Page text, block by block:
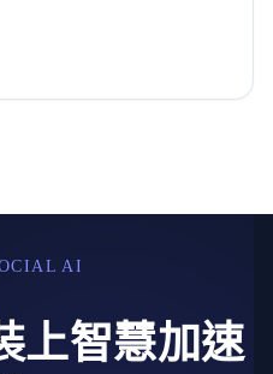
AI
上智慧加速